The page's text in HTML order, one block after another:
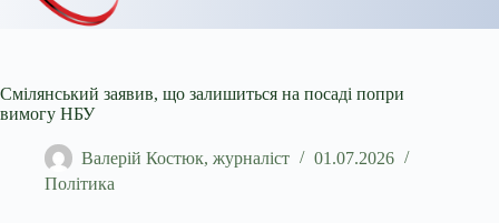
Смілянський заявив, що залишиться на посаді попри
вимогу НБУ
Валерій Костюк, журналіст
01.07.2026
Політика